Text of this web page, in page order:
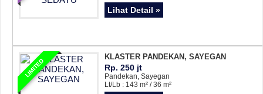
Lihat Detail »
LIMITED
KLASTER PANDEKAN, SAYEGAN
Rp. 250 jt
Pandekan, Sayegan
Lt/Lb : 143 m² / 36 m²